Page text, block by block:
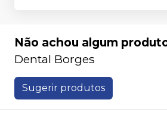
Não achou algum
Dental Borges
Sugerir produtos